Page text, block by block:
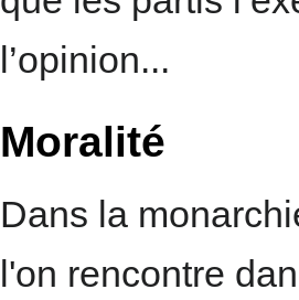
l’opinion...
Moralité
Dans la
l'on rencontre